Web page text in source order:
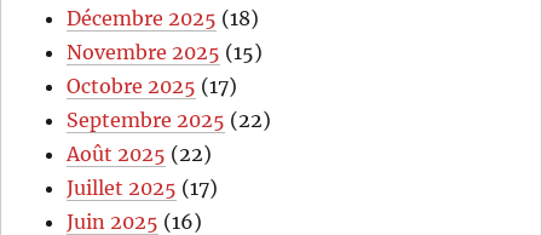
Décembre 2025 (18)
Novembre 2025 (15)
Octobre 2025 (17)
Septembre 2025 (22)
Août 2025 (22)
Juillet 2025 (17)
Juin 2025 (16)